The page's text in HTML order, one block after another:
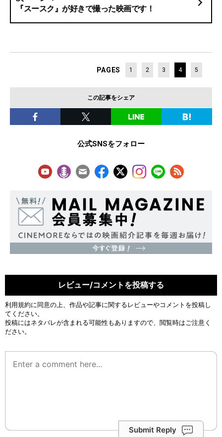
『スースク』が好きで撮った映画です！
PAGES 1 2 3 4 5
この記事をシェア
公式SNSをフォロー
レビュー/コメントを投稿する
利用規約に同意の上、作品や記事に関するレビューやコメントを投稿し
てください。
投稿にはネタバレが含まれる可能性もありますので、閲覧時はご注意く
ださい。
Submit Reply